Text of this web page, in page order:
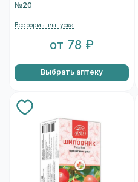
№20
Все формы выпуска
от 78 ₽
Выбрать аптеку